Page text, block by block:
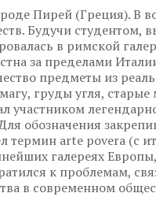
Пирей (Греция). В
Будучи студентом,
в римской
за пределами
предметы из
груды угля,
участником
обозначения
arte povera (с
галереях
к проблемам,
в современном